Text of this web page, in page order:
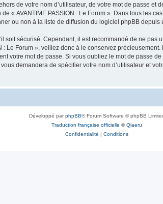
de votre nom d’utilisateur, de votre mot de passe et
« AVANTIME PASSION : Le Forum ». Dans tous les
ou non à la liste de diffusion du logiciel phpBB depuis
soit sécurisé. Cependant, il est recommandé de ne
: Le Forum », veillez donc à le conservez
votre mot de passe. Si vous oubliez le mot de passe
demandera de spécifier votre nom d’utilisateur et
Développé parphpBB® Forum Software © phpBB
Traduction française officielle ©Qiaeru
Confidentialité | Conditions